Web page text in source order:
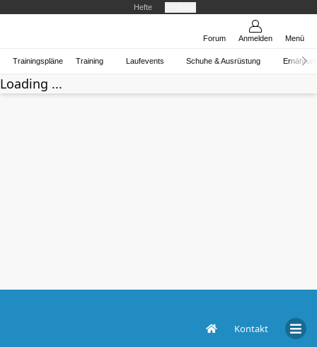
Hefte
Forum Anmelden Menü
Trainingspläne Training Laufevents Schuhe & Ausrüstung
Loading ...
Kontakt